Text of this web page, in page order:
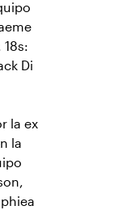
Di
la ex
la